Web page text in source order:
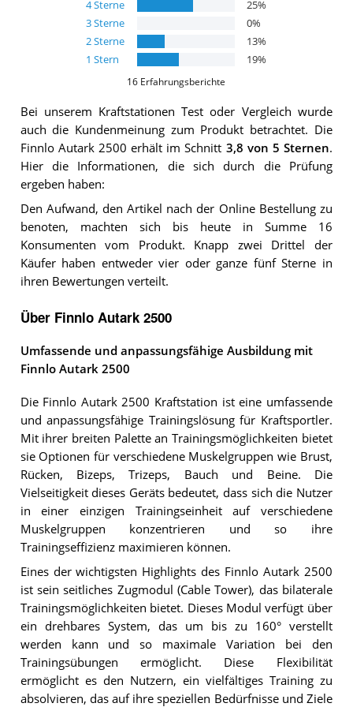
4Sterne 25%
3Sterne 0%
2Sterne 13%
1 Stern 19%
16 Erfahrungsberichte
Bei unserem Kraftstationen Test oder Vergleich wurde
auch die Kundenmeinung zum Produkt betrachtet. Die
Finnlo Autark 2500 erhält im Schnitt 3,8 von 5 Sternen.
Hier die Informationen, die sich durch die Prüfung
ergeben haben:
Den Aufwand, den Artikel nach der Online Bestellung zu
benoten, machten sich bis heute in Summe 16
Konsumenten vom Produkt. Knapp zwei Drittel der
Käufer haben entweder vier oder ganze fünf Sterne in
ihren Bewertungen verteilt.
Über Finnlo Autark 2500
Umfassende und anpassungsfähige Ausbildung mit
Finnlo Autark 2500
Die Finnlo Autark 2500 Kraftstation ist eine umfassende
und anpassungsfähige Trainingslösung für Kraftsportler.
Mit ihrer breiten Palette an Trainingsmöglichkeiten bietet
sie Optionen für verschiedene Muskelgruppen wie Brust,
Rücken, Bizeps, Trizeps, Bauch und Beine. Die
Vielseitigkeit dieses Geräts bedeutet, dass sich die Nutzer
in einer einzigen Trainingseinheit auf verschiedene
Muskelgruppen konzentrieren und so ihre
Trainingseffizienz maximieren können.
Eines der wichtigsten Highlights des Finnlo Autark 2500
ist sein seitliches Zugmodul (Cable Tower), das bilaterale
Trainingsmöglichkeiten bietet. Dieses Modul verfügt über
ein drehbares System, das um bis zu 160° verstellt
werden kann und so maximale Variation bei den
Trainingsübungen ermöglicht. Diese Flexibilität
ermöglicht es den Nutzern, ein vielfältiges Training zu
absolvieren, das auf ihre speziellen Bedürfnisse und Ziele